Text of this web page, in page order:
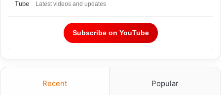
Latest videos and updates
Subscribe on YouTube
Recent Popular